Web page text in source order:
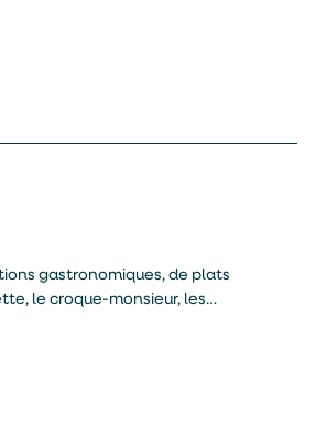
gastronomiques, de plats
le croque-monsieur, les